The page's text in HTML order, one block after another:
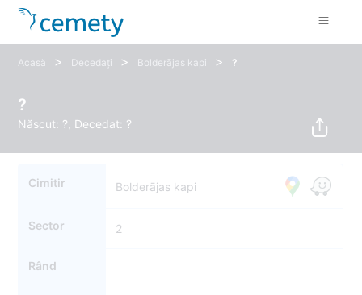
Acasă > Decedați > Bolderājas kapi > ?
?
Născut: ?, Decedat: ?
Cimitir Bolderājas kapi
Sector 2
Rând